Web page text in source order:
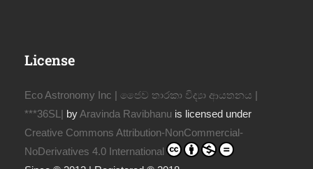
License
Eco Astronomy Inc | ජෛව තාරකා විද්‍යා ආයතනය |
***36SL| byAravinda Ravibhanu is licensed under
Creative Commons Attribution-NonCommercial-
NoDerivatives 4.0 International